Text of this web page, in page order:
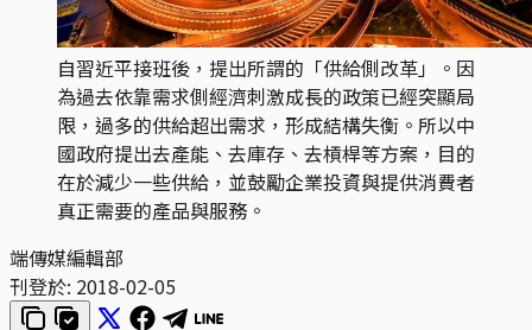
自習近平接班後，提出所謂的「供給側改革」。因
為過去依靠需求側經濟刺激成長的政策已經突顯局
限，過多的供給超出需求，形成結構失衡。所以中
國政府提出去產能、去庫存、去槓桿等方案，目的
在於減少一些供給，並鼓勵企業投資與提供消費者
真正需要的產品與服務。
端傳媒編輯部
刊登於: 2018-02-05